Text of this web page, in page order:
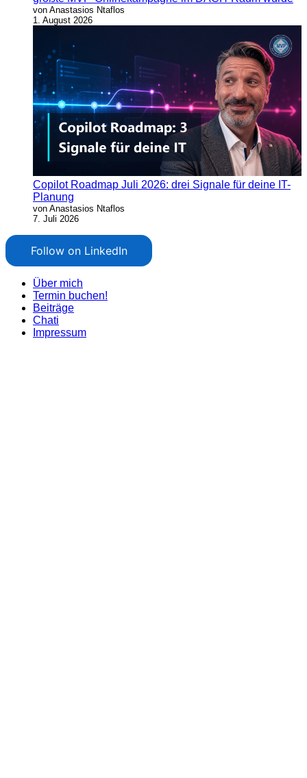
von Anastasios Ntaflos
1. August 2026
Copilot Roadmap Juli 2026: drei Signale für deine IT-
Planung
von Anastasios Ntaflos
7. Juli 2026
Follow on LinkedIn
Über mich
Termin buchen!
Beiträge
Chati
Impressum